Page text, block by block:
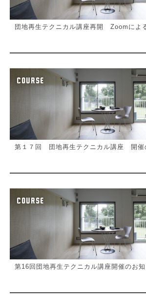
団地再生テクニカル講座再開 Zoomによ
COURSE
第１７回 団地再生テクニカル講座 開催
COURSE
第16回団地再生テクニカル講座開催のお